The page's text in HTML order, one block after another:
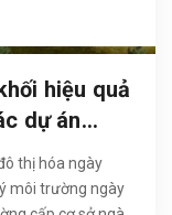
hiệu quả
dự án
thị hóa ngày
môi trường ngày